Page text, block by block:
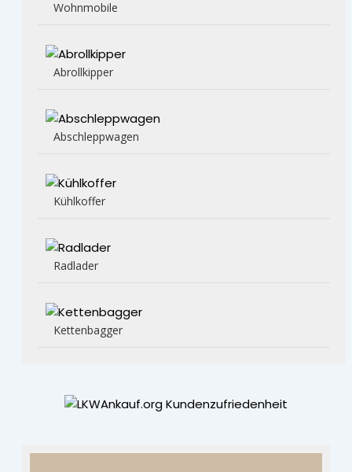
Wohnmobile
Abrollkipper
Abschleppwagen
Kühlkoffer
Radlader
Kettenbagger